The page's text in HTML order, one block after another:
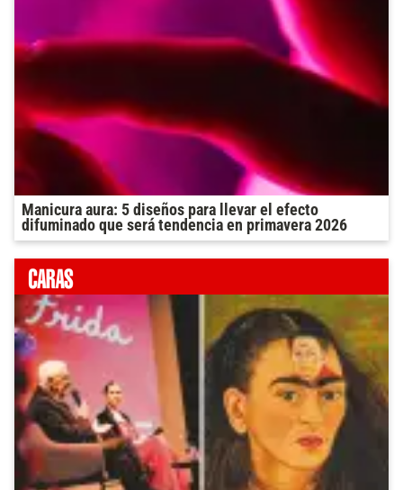
Manicura aura: 5 diseños para llevar el efecto
difuminado que será tendencia en primavera 2026